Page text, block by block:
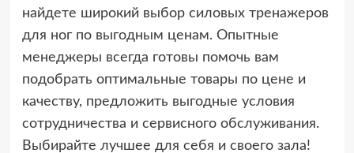
найдете широкий выбор силовых тренажеров
для ног по выгодным ценам. Опытные
менеджеры всегда готовы помочь вам
подобрать оптимальные товары по цене и
качеству, предложить выгодные условия
сотрудничества и сервисного обслуживания.
Выбирайте лучшее для себя и своего зала!